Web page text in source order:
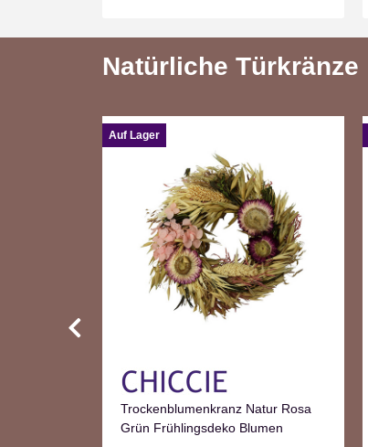
Natürliche Türkränze
Auf Lager
Trockenblumenkranz Natur Rosa
Grün Frühlingsdeko Blumen